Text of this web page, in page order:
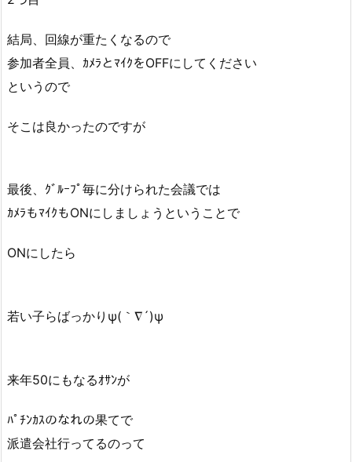
結局、回線が重たくなるので
参加者全員、ｶﾒﾗとﾏｲｸをOFFにしてください
というので
そこは良かったのですが
最後、ｸﾞﾙｰﾌﾟ毎に分けられた会議では
ｶﾒﾗもﾏｲｸもONにしましょうということで
ONにしたら
若い子らばっかりψ(｀∇´)ψ
来年50にもなるｵｻﾝが
ﾊﾟﾁﾝｶｽのなれの果てで
派遣会社行ってるのって